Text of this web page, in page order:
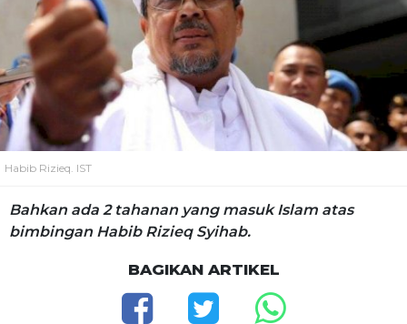
Habib Rizieq. IST
Bahkan ada 2 tahanan yang masuk Islam atas
bimbingan Habib Rizieq Syihab.
BAGIKAN ARTIKEL